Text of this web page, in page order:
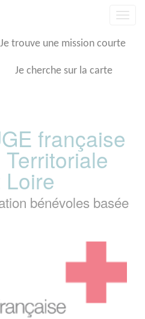
Je trouve une mission courte
Je cherche sur la carte
française
bénévoles basée